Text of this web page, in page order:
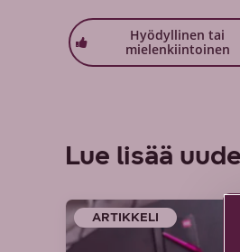
Hyödyllinen tai
mielenkiintoinen
Lue lisää
ARTIKKELI